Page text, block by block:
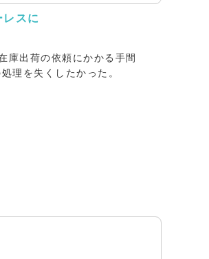
スに
庫出荷の依頼にかかる⼿間
理を失くしたかった。